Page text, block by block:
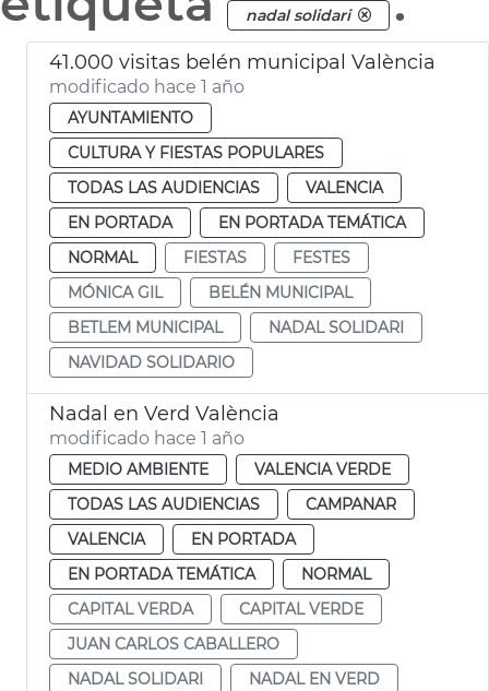
nadal solidari
41.000 visitas belén municipal València
modificado hace 1 año
AYUNTAMIENTO
CULTURA Y FIESTAS POPULARES
TODAS LAS AUDIENCIAS
VALENCIA
EN PORTADA
EN PORTADA TEMÁTICA
NORMAL
FIESTAS
FESTES
MÓNICA GIL
BELÉN MUNICIPAL
BETLEM MUNICIPAL
NADAL SOLIDARI
NAVIDAD SOLIDARIO
Nadal en Verd València
modificado hace 1 año
MEDIO AMBIENTE
VALENCIA VERDE
TODAS LAS AUDIENCIAS
CAMPANAR
VALENCIA
EN PORTADA
EN PORTADA TEMÁTICA
NORMAL
CAPITAL VERDA
CAPITAL VERDE
JUAN CARLOS CABALLERO
NADAL SOLIDARI
NADAL EN VERD